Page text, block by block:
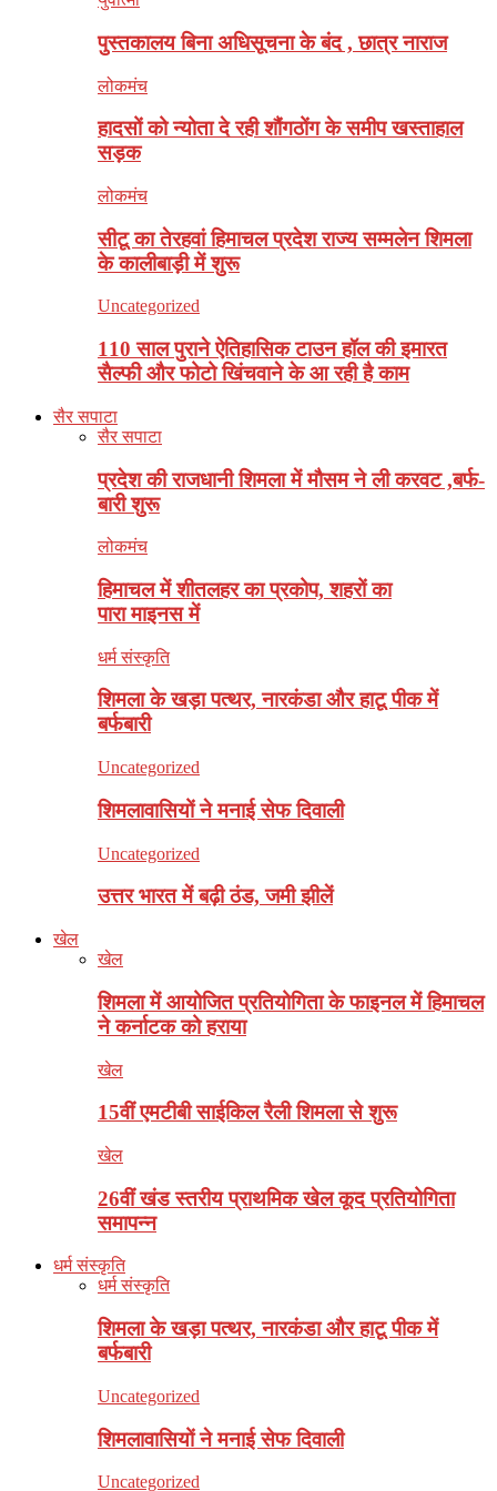
पुस्तकालय बिना अधिसूचना के बंद , छात्र नाराज
लोकमंच
हादसों को न्योता दे रही शौंगठोंग के समीप खस्ताहाल
सड़क
लोकमंच
सीटू का तेरहवां हिमाचल प्रदेश राज्य सम्मलेन शिमला
के कालीबाड़ी में शुरू
Uncategorized
110 साल पुराने ऐतिहासिक टाउन हॉल की इमारत
सैल्फी और फोटो खिंचवाने के आ रही है काम
सैर सपाटा
सैर सपाटा
प्रदेश की राजधानी शिमला में मौसम ने ली करवट ,बर्फ-
बारी शुरू
लोकमंच
हिमाचल में शीतलहर का प्रकोप, शहरों का
पारा माइनस में
धर्म संस्कृति
शिमला के खड़ा पत्थर, नारकंडा और हाटू पीक में
बर्फबारी
Uncategorized
शिमलावासियों ने मनाई सेफ दिवाली
Uncategorized
उत्तर भारत में बढ़ी ठंड, जमी झीलें
खेल
खेल
शिमला में आयोजित प्रतियोगिता के फाइनल में हिमाचल
ने कर्नाटक को हराया
खेल
15वीं एमटीबी साईकिल रैली शिमला से शुरू
खेल
26वीं खंड स्तरीय प्राथमिक खेल कूद प्रतियोगिता
समापन्न
धर्म संस्कृति
धर्म संस्कृति
शिमला के खड़ा पत्थर, नारकंडा और हाटू पीक में
बर्फबारी
Uncategorized
शिमलावासियों ने मनाई सेफ दिवाली
Uncategorized